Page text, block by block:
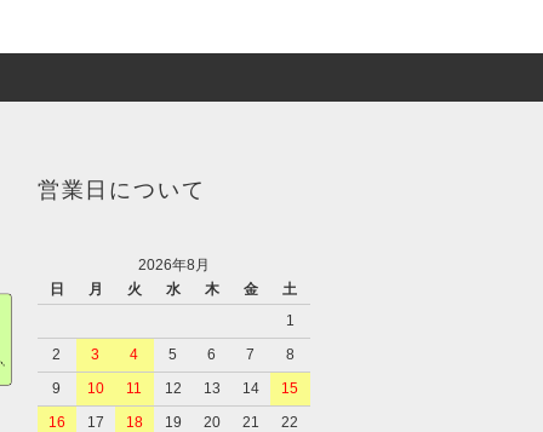
営業日について
2026年8月
日
月 火 水 木 金
土
1
2
3 4 5 6 7
8
9
10 11 12 13 14
15
16
17 18 19 20 21
22